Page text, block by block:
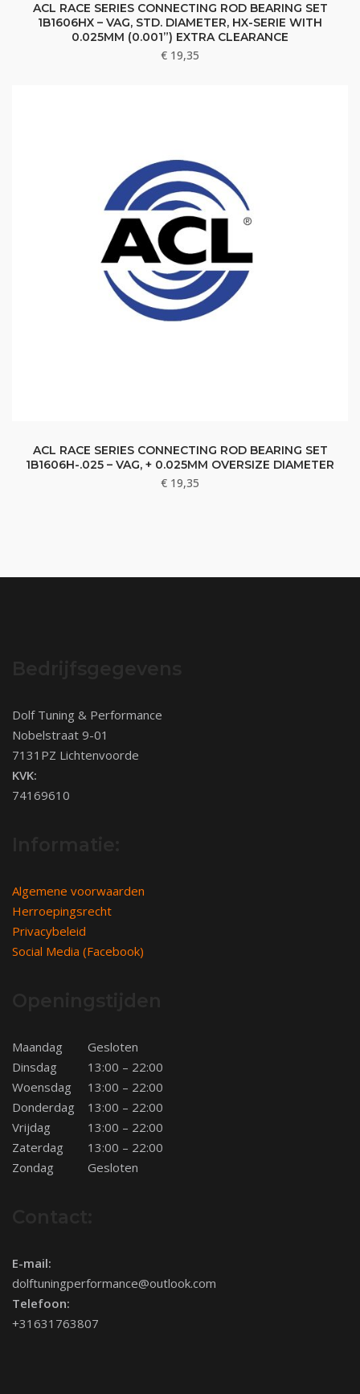
ACL RACE SERIES CONNECTING ROD BEARING SET
1B1606HX – VAG, STD. DIAMETER, HX-SERIE WITH
0.025MM (0.001”) EXTRA CLEARANCE
€ 19,35
ACL RACE SERIES CONNECTING ROD BEARING SET
1B1606H-.025 – VAG, + 0.025MM OVERSIZE DIAMETER
€ 19,35
Dolf Tuning & Performance
Nobelstraat 9-01
7131PZ Lichtenvoorde
KVK:
74169610
Algemene voorwaarden
Herroepingsrecht
Privacybeleid
Social Media (Facebook)
Maandag
Gesloten
Dinsdag
13:00 – 22:00
Woensdag
13:00 – 22:00
Donderdag
13:00 – 22:00
Vrijdag
13:00 – 22:00
Zaterdag
13:00 – 22:00
Zondag
Gesloten
E-mail:
dolftuningperformance@outlook.com
Telefoon:
+31631763807